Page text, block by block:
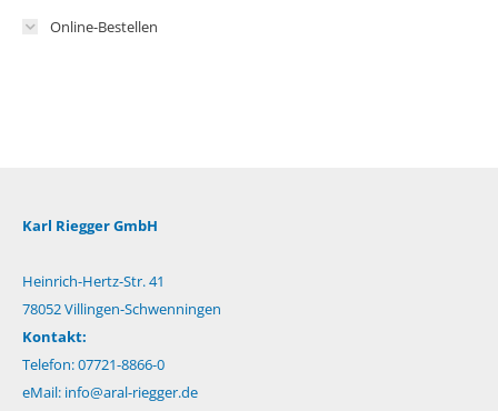
Online-Bestellen
Karl Riegger GmbH
Heinrich-Hertz-Str. 41
78052 Villingen-Schwenningen
Kontakt:
Telefon: 07721-8866-0
eMail: info@aral-riegger.de